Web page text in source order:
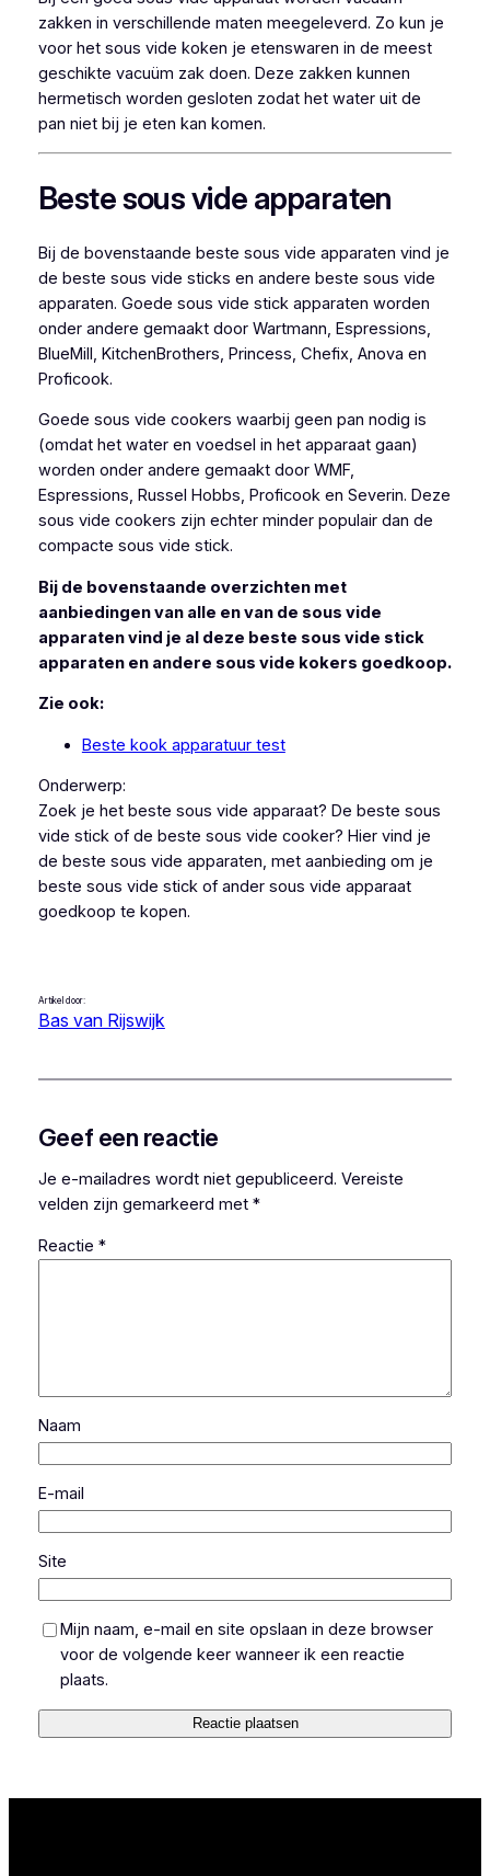
zakken in verschillende maten meegeleverd. Zo kun je
voor het sous vide koken je etenswaren in de meest
geschikte vacuüm zak doen. Deze zakken kunnen
hermetisch worden gesloten zodat het water uit de
pan niet bij je eten kan komen.
Beste sous vide apparaten
Bij de bovenstaande beste sous vide apparaten vind je
de beste sous vide sticks en andere beste sous vide
apparaten. Goede sous vide stick apparaten worden
onder andere gemaakt door Wartmann, Espressions,
BlueMill, KitchenBrothers, Princess, Chefix, Anova en
Proficook.
Goede sous vide cookers waarbij geen pan nodig is
(omdat het water en voedsel in het apparaat gaan)
worden onder andere gemaakt door WMF,
Espressions, Russel Hobbs, Proficook en Severin. Deze
sous vide cookers zijn echter minder populair dan de
compacte sous vide stick.
Bij de bovenstaande overzichten met
aanbiedingen van alle en van de sous vide
apparaten vind je al deze beste sous vide stick
apparaten en andere sous vide kokers goedkoop.
Zie ook:
Beste kook apparatuur test
Onderwerp:
Zoek je het beste sous vide apparaat? De beste sous
vide stick of de beste sous vide cooker? Hier vind je
de beste sous vide apparaten, met aanbieding om je
beste sous vide stick of ander sous vide apparaat
goedkoop te kopen.
Artikel door:
Bas van Rijswijk
Geef een reactie
Je e-mailadres wordt niet gepubliceerd. Vereiste
velden zijn gemarkeerd met *
Reactie *
Naam
E-mail
Site
Mijn naam, e-mail en site opslaan in deze browser
voor de volgende keer wanneer ik een reactie
plaats.